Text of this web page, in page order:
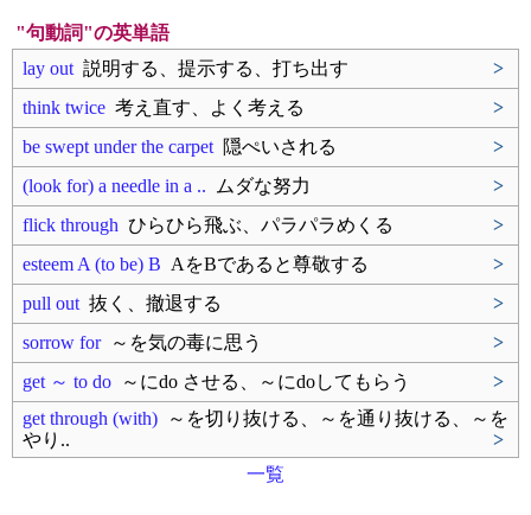
"句動詞"の英単語
lay out 説明する、提示する、打ち出す
>
think twice 考え直す、よく考える
>
be swept under the carpet 隠ぺいされる
>
(look for) a needle in a .. ムダな努力
>
flick through ひらひら飛ぶ、パラパラめくる
>
esteem A (to be) B AをBであると尊敬する
>
pull out 抜く、撤退する
>
sorrow for～を気の毒に思う
>
get ～ to do ～にdo させる、～にdoしてもらう
>
get through (with) ～を切り抜ける、～を通り抜ける、～を
やり..
>
一覧